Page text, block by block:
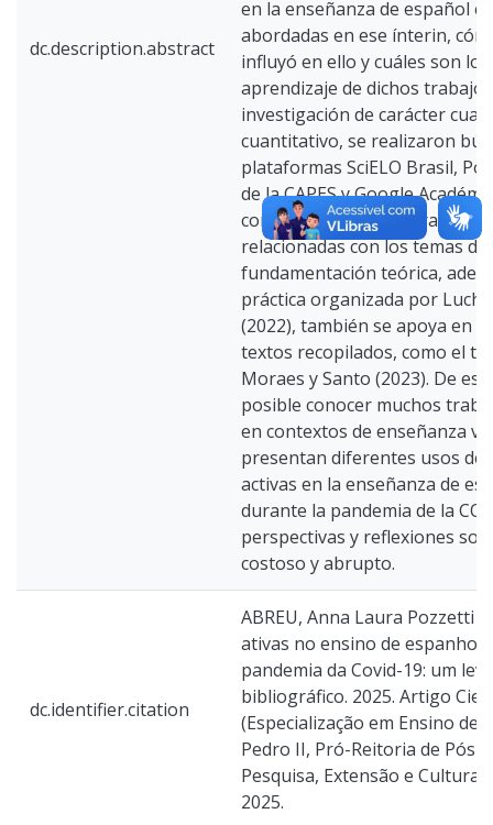
dc.description.abstract
en la enseñanza de español
abordadas en ese ínterin,
influyó en ello y cuáles son
aprendizaje de dichos
investigación de carácter
cuantitativo, se realizaron
plataformas SciELO Brasil,
de la CAPES y Google
combinación de palabras
relacionadas con los temas
fundamentación teórica,
práctica organizada por
(2022), también se apoya en
textos recopilados, como el
Moraes y Santo (2023). De
posible conocer muchos
en contextos de enseñanza
presentan diferentes usos de
activas en la enseñanza de
durante la pandemia de la
perspectivas y reflexiones
costoso y abrupto.
dc.identifier.citation
ABREU, Anna Laura Pozzetti
ativas no ensino de espanhol
pandemia da Covid-19: um
bibliográfico. 2025. Artigo
(Especialização em Ensino de
Pedro II, Pró-Reitoria de Pós-
Pesquisa, Extensão e Cultura,
2025.